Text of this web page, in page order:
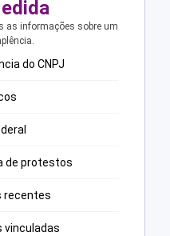
as informações sobre um
do CNPJ
de protestos
recentes
vinculadas